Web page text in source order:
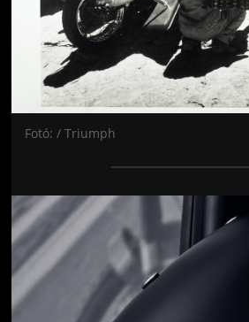
Fotó: / Triumph
Jön még kép!